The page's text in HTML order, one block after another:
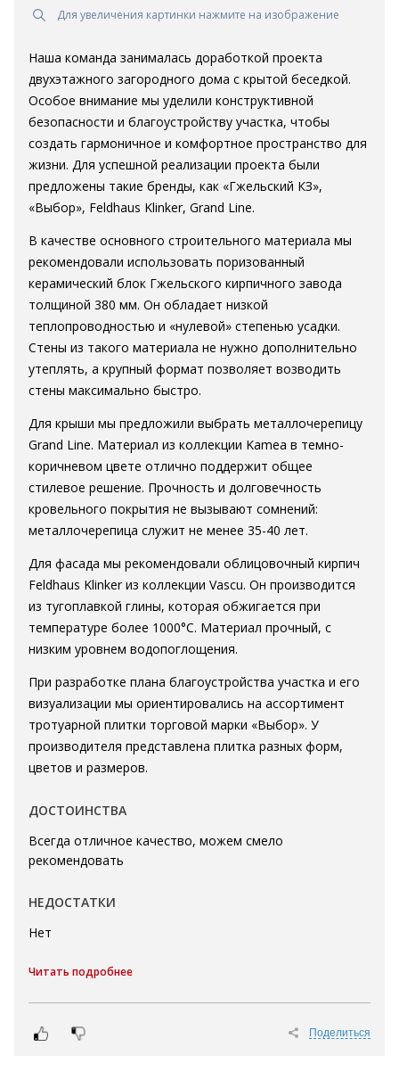
Для увеличения картинки нажмите на изображение
Наша команда занималась доработкой проекта
двухэтажного загородного дома с крытой беседкой.
Особое внимание мы уделили конструктивной
безопасности и благоустройству участка, чтобы
создать гармоничное и комфортное пространство для
жизни. Для успешной реализации проекта были
предложены такие бренды, как «Гжельский КЗ»,
«Выбор», Feldhaus Klinker, Grand Line.
В качестве основного строительного материала мы
рекомендовали использовать поризованный
керамический блок Гжельского кирпичного завода
толщиной 380 мм. Он обладает низкой
теплопроводностью и «нулевой» степенью усадки.
Стены из такого материала не нужно дополнительно
утеплять, а крупный формат позволяет возводить
стены максимально быстро.
Для крыши мы предложили выбрать металлочерепицу
Grand Line. Материал из коллекции Kamea в темно-
коричневом цвете отлично поддержит общее
стилевое решение. Прочность и долговечность
кровельного покрытия не вызывают сомнений:
металлочерепица служит не менее 35-40 лет.
Для фасада мы рекомендовали облицовочный кирпич
Feldhaus Klinker из коллекции Vascu. Он производится
из тугоплавкой глины, которая обжигается при
температуре более 1000°С. Материал прочный, с
низким уровнем водопоглощения.
При разработке плана благоустройства участка и его
визуализации мы ориентировались на ассортимент
тротуарной плитки торговой марки «Выбор». У
производителя представлена плитка разных форм,
цветов и размеров.
ДОСТОИНСТВА
Всегда отличное качество, можем смело
рекомендовать
НЕДОСТАТКИ
Нет
Читать подробнее
Поделиться